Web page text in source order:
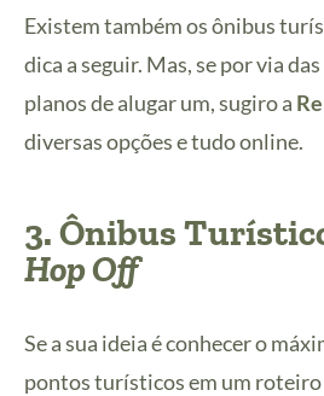
Existem também os ônibus
dica a seguir. Mas, se por via
planos de alugar um, sugiro a
diversas opções e tudo online.
3.Ônibus
Hop Off
Se a sua ideia é conhecer o
pontos turísticos em um roteiro